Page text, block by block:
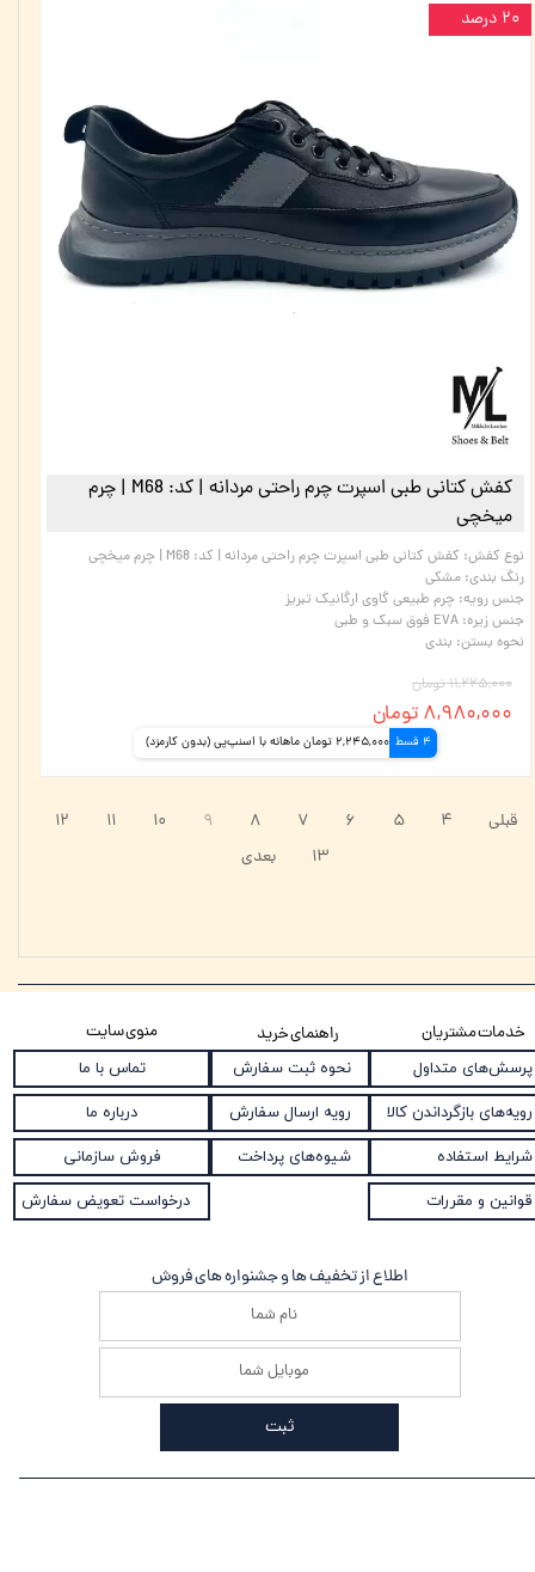
کفش کتانی طبی اسپرت چرم راحتی مردانه | کد: M68 | چرم
میخچی
نوع کفش: کفش کتانی طبی اسپرت چرم راحتی مردانه | کد: M68 | چرم میخچی
رنگ بندی: مشکی
جنس رویه: چرم طبیعی گاوی ارگانیک تبریز
جنس زیره: EVA فوق سبک و طبی
نحوه بستن: بندی
۱۱,۲۲۵,۰۰۰ تومان
۸,۹۸۰,۰۰۰ تومان
4 قسط 2,245,000 تومان ماهانه با اسنپ‌پی (بدون کارمزد)
۲۰ درصد
قبلی ۴ ۵ ۶ ۷ ۸ ۹ ۱۰ ۱۱
۱۲
۱۳
بعدی
راهنمای خرید
نحوه ثبت سفارش
رویه ارسال سفارش
شیوه‌های پرداخت
خدمات مشتریان
پرسش‌های متداول
رویه‌های بازگرداندن کالا
شرایط استفاده
قوانین و مقررات
منوی سایت
تماس با ما
درباره ما
فروش سازمانی
درخواست تعویض سفارش
اطلاع از تخفیف ها و جشنواره های فروش
ثبت